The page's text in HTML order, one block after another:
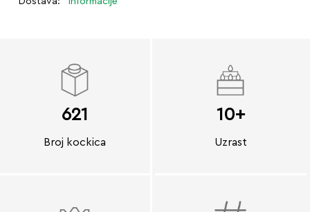
621
Broj kockica
10+
Uzrast